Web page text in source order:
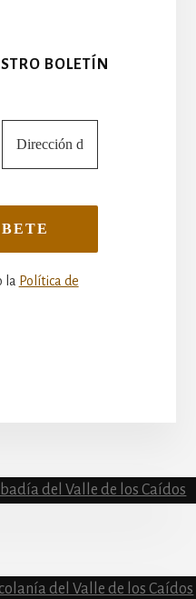
BOLETÍN
la Política de